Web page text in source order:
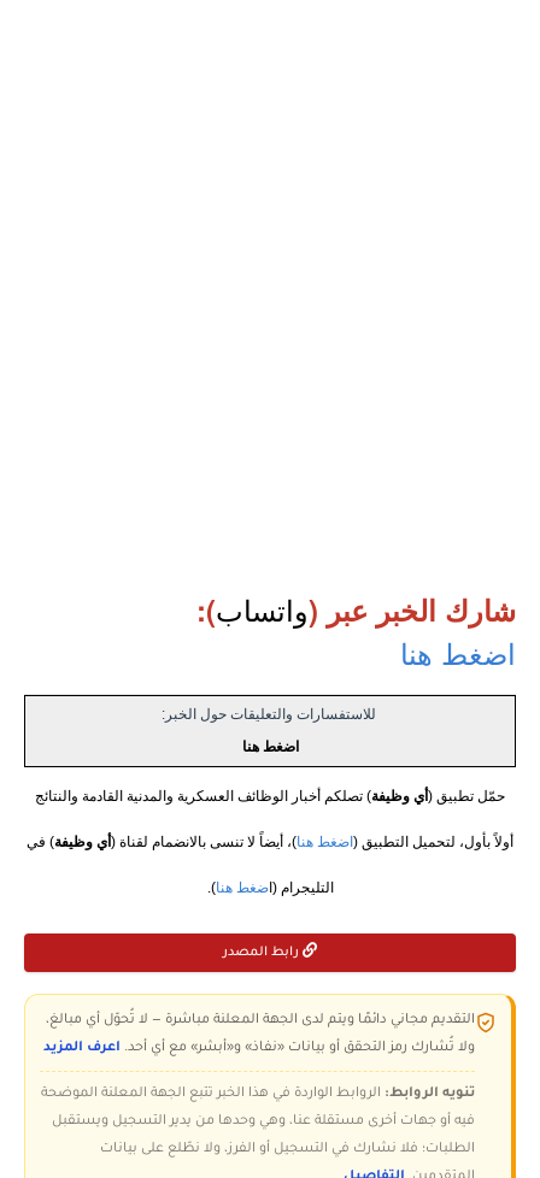
شارك الخبر عبر (واتساب):
اضغط هنا
للاستفسارات والتعليقات حول الخبر:
اضغط هنا
حمّل تطبيق ( أي وظيفة) تصلكم أخبار الوظائف العسكرية والمدنية القادمة والنتائج
أولاً بأول، لتحميل التطبيق ( اضغط هنا)، أيضاً لا تنسى بالانضمام لقناة ( أي وظيفة) في
التليجرام (اضغط هنا).
رابط المصدر
التقديم مجاني دائمًا ويتم لدى الجهة المعلنة مباشرة — لا تُحوّل أي مبالغ،
ولا تُشارك رمز التحقق أو بيانات «نفاذ» و«أبشر» مع أي أحد. اعرف المزيد
تنويه الروابط: الروابط الواردة في هذا الخبر تتبع الجهة المعلنة الموضحة
فيه أو جهات أخرى مستقلة عنا، وهي وحدها من يدير التسجيل ويستقبل
الطلبات؛ فلا نشارك في التسجيل أو الفرز، ولا نطّلع على بيانات